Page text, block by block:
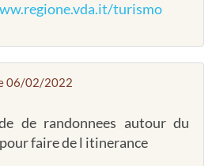
turismo
06/02/2022
de randonnees autour du
faire de l itinerance